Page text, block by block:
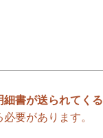
書が送られてくる
要があります。